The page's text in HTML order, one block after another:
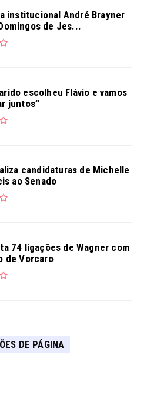
institucional André Brayner
de Jes...
escolheu Flávio e vamos
juntos”
candidaturas de Michelle
ao Senado
74 ligações de Wagner com
de Vorcaro
DE PÁGINA